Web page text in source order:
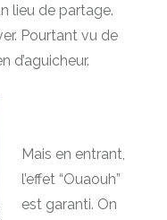
lieu de partage.
Pourtant vu de
d’aguicheur.
Mais en entrant,
l’effet “Ouaouh”
est garanti. On